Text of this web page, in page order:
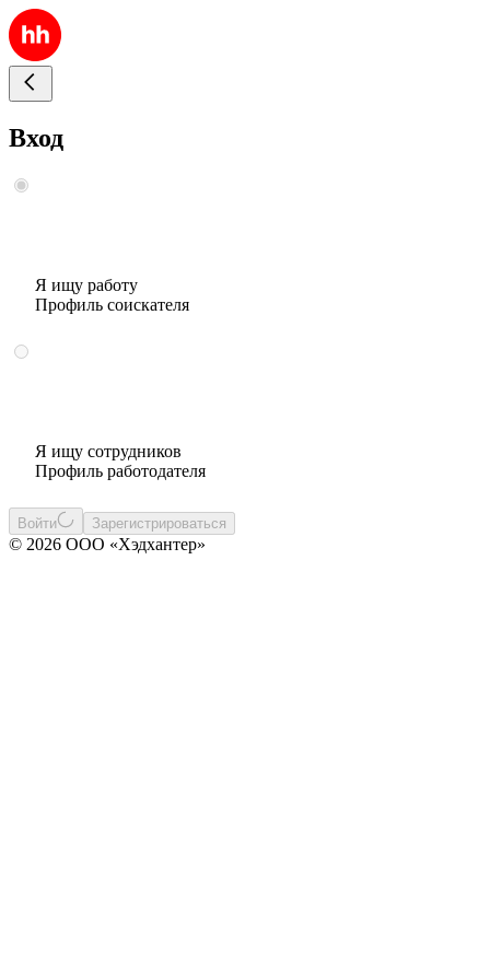
Вход
Я ищу работу
Профиль соискателя
Я ищу сотрудников
Профиль работодателя
Войти Зарегистрироваться
© 2026 ООО «Хэдхантер»